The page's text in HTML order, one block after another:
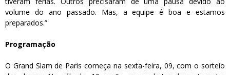
volume do ano passado. Mas, a equipe é boa e estamos
preparados.”
Programação
O Grand Slam de Paris começa na sexta-feira, 09, com o sorteio